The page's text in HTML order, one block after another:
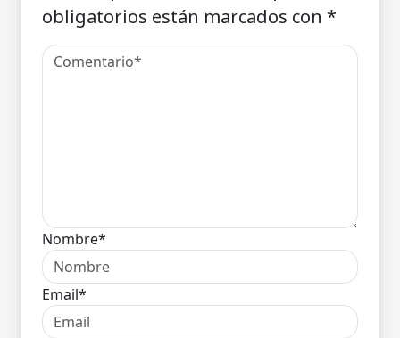
obligatorios están marcados con *
Nombre*
Email*